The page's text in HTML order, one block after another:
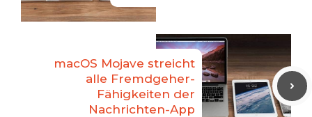
macOS Mojave streicht
alle Fremdgeher-
Fähigkeiten der
Nachrichten-App